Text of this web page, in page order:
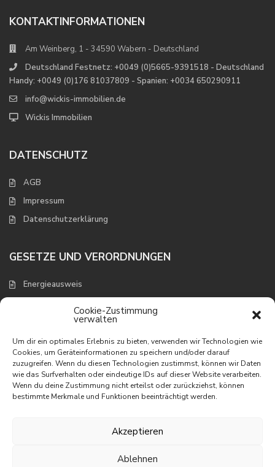
Cookie-Zustimmung
verwalten
Um dir ein optimales Erlebnis zu bieten, verwenden wir Technologien wie
Cookies, um Geräteinformationen zu speichern und/oder darauf
zuzugreifen. Wenn du diesen Technologien zustimmst, können wir Daten
wie das Surfverhalten oder eindeutige IDs auf dieser Website verarbeiten.
Wenn du deine Zustimmung nicht erteilst oder zurückziehst, können
bestimmte Merkmale und Funktionen beeinträchtigt werden.
Akzeptieren
Ablehnen
KONTAKTINFORMATIONEN
Am Weinberg, 1 - 34590 Wabern - Deutschland
Deutschland Festnetz: +0049 (0)5665-9391518 - Deutschland
Handy: +0049 (0)176 81037809 - Spanien: +0034 650290911
info@wickis-immobilien.de
Wickis Immobilien
DATENSCHUTZ
AGB
Impressum
Datenschutzerklärung
GESETZE UND VERORDNUNGEN
Energieausweis
NEUESTE EIGENSCHAFTEN
Appartement mit wunderbarem
Meerbli...
195.000 €